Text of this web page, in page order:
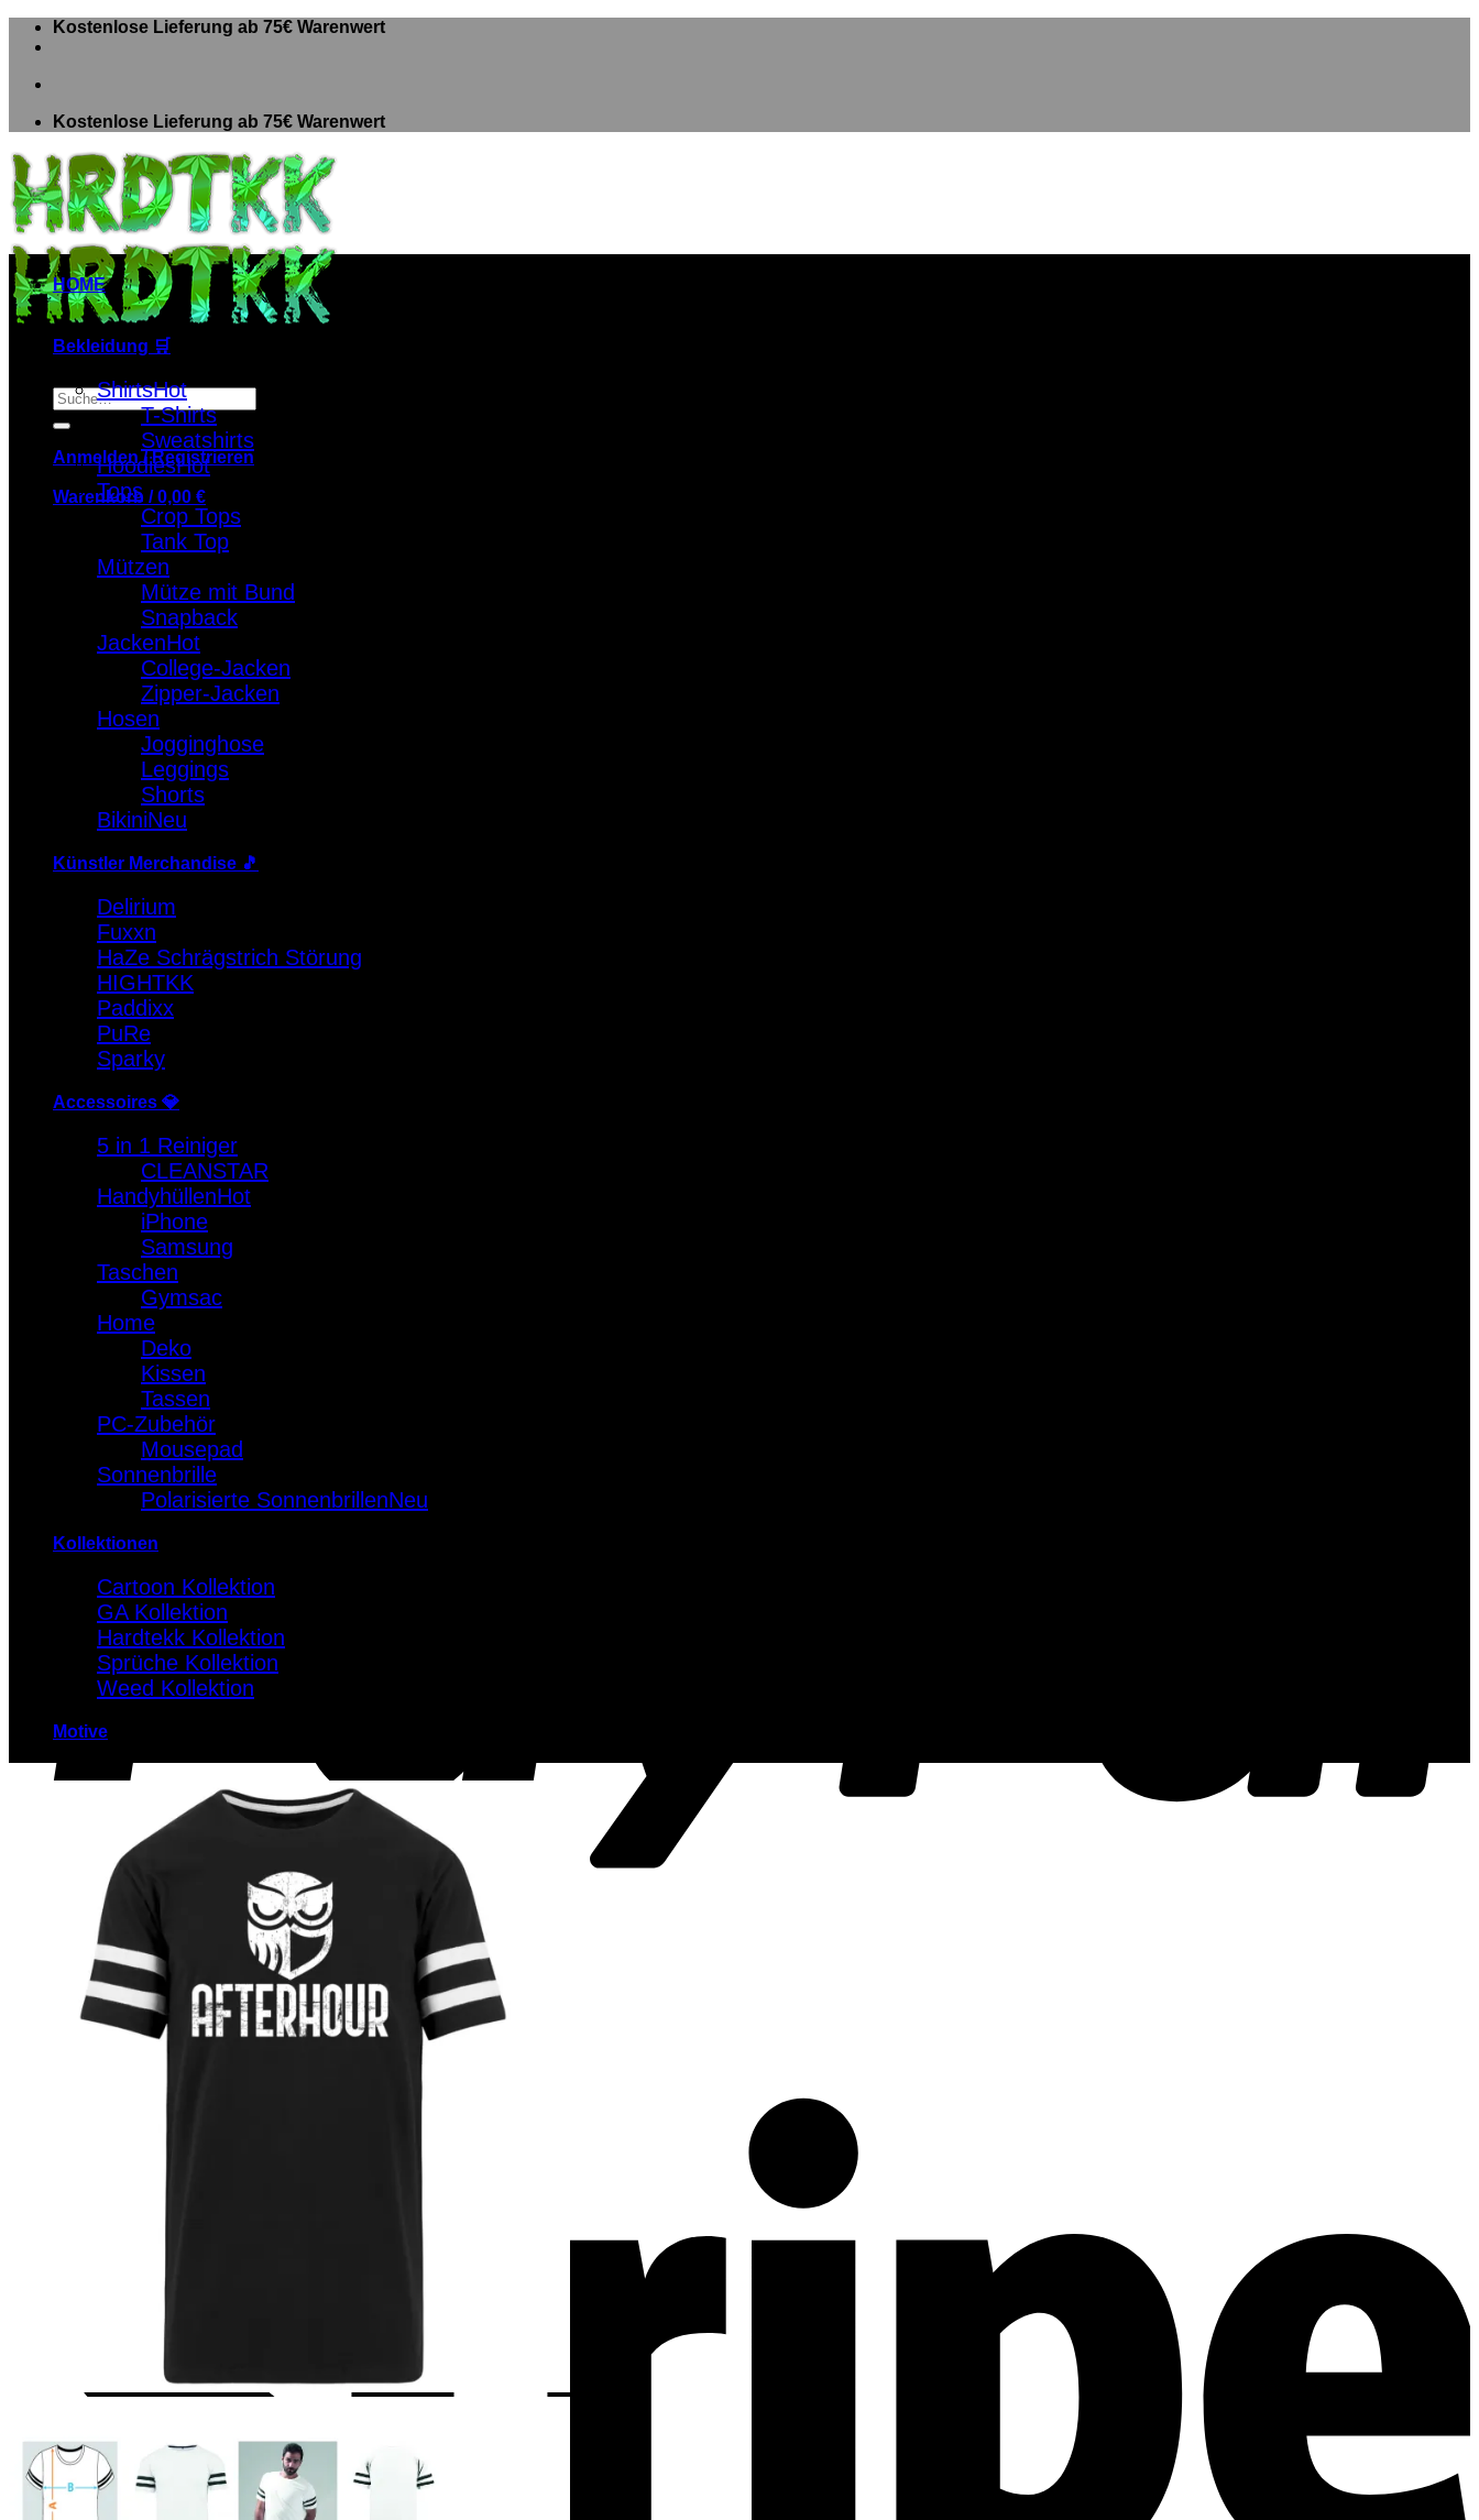
Zum
Inhalt
Kostenlose Lieferung ab 75€ Warenwert
Kostenlose Lieferung ab 75€ Warenwert
Suche
nach:
Anmelden / Registrieren
Warenkorb /0,00 €
Warenkorb
Es befinden sich keine Produkte im Warenkorb.
HOME
Bekleidung 🛒
Shirts
T-Shirts
Sweatshirts
Hoodies
Tops
Crop Tops
Tank Top
Mützen
Mütze mit Bund
Snapback
Jacken
College-Jacken
Zipper-Jacken
Hosen
Jogginghose
Leggings
Shorts
Bikini
Künstler Merchandise 🎵
Delirium
Fuxxn
HaZe Schrägstrich Störung
HIGHTKK
Paddixx
PuRe
Sparky
Accessoires 💎
5 in 1 Reiniger
CLEANSTAR
Handyhüllen
iPhone
Samsung
Taschen
Gymsac
Home
Deko
Kissen
Tassen
PC-Zubehör
Mousepad
Sonnenbrille
Polarisierte Sonnenbrillen
Kollektionen
Cartoon Kollektion
GA Kollektion
Hardtekk Kollektion
Sprüche Kollektion
Weed Kollektion
Motive